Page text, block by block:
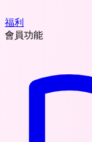
福利
會員功能